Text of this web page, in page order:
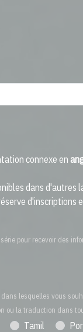
connexe en
dans d'autres
d'inscriptions
pour recevoir des
lesquelles vous
ou la traduction dans
Tamil